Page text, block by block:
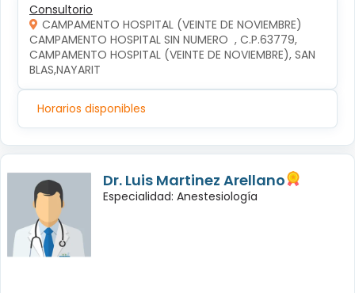
Consultorio
CAMPAMENTO HOSPITAL (VEINTE DE NOVIEMBRE)
CAMPAMENTO HOSPITAL SIN NUMERO  , C.P.63779,
CAMPAMENTO HOSPITAL (VEINTE DE NOVIEMBRE), SAN
BLAS,NAYARIT
Horarios disponibles
Dr. Luis Martinez Arellano
Especialidad: Anestesiología